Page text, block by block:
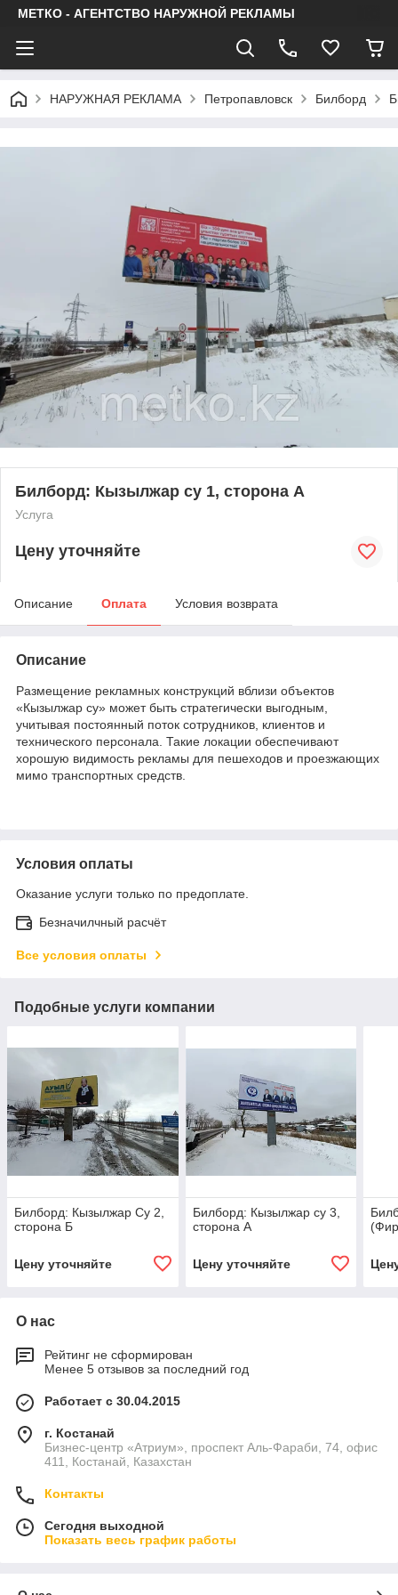
МЕТКО - АГЕНТСТВО НАРУЖНОЙ РЕКЛАМЫ
НАРУЖНАЯ РЕКЛАМА Петропавловск Билборд
Билборд: Кызылжар су 1, сторона А
Услуга
Цену уточняйте
Описание Оплата Условия возврата
Описание
Размещение рекламных конструкций вблизи объектов
«Кызылжар су» может быть стратегически выгодным,
учитывая постоянный поток сотрудников, клиентов и
технического персонала. Такие локации обеспечивают
хорошую видимость рекламы для пешеходов и проезжающих
мимо транспортных средств.
Условия оплаты
Оказание услуги только по предоплате.
Безначилчный расчёт
Все условия оплаты
Подобные услуги компании
Билборд: Кызылжар Су 2,
сторона Б
Цену уточняйте
Билборд: Кызылжар су 3,
сторона А
Цену уточняйте
О нас
Рейтинг не сформирован
Менее 5 отзывов за последний год
Работает с 30.04.2015
г. Костанай
Бизнес-центр «Атриум», проспект Аль-Фараби, 74, офис
411, Костанай, Казахстан
Контакты
Сегодня выходной
Показать весь график работы